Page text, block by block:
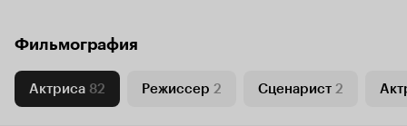
Фильмография
Актриса 82 Режиссер 2 Сценарист 2